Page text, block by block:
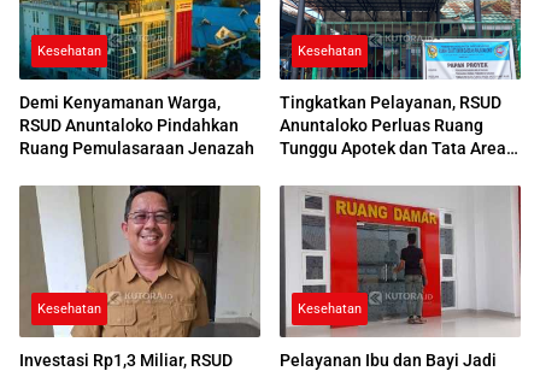
Kesehatan
Demi Kenyamanan Warga,
RSUD Anuntaloko Pindahkan
Ruang Pemulasaraan Jenazah
Kesehatan
Tingkatkan Pelayanan, RSUD
Anuntaloko Perluas Ruang
Tunggu Apotek dan Tata Area
Kesehatan
Investasi Rp1,3 Miliar, RSUD
Kesehatan
Pelayanan Ibu dan Bayi Jadi